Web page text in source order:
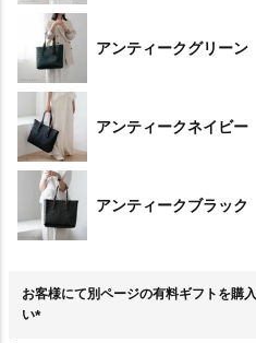
アンティークグリーン
アンティークネイビー
アンティークブラック
お客様にて別ページの有料ギフトを購
い